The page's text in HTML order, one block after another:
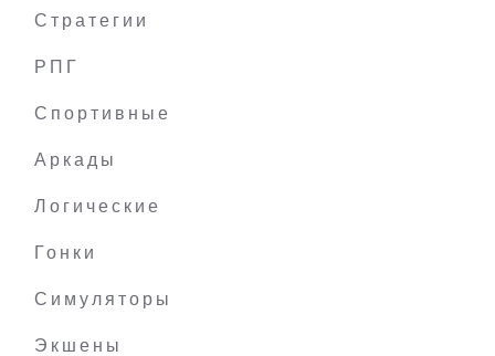
Стратегии
РПГ
Спортивные
Аркады
Логические
Гонки
Симуляторы
Экшены